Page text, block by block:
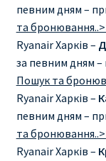
певним дням –
та
Ryanair Харків –
за певним дням –
Пошук та
Ryanair Харків –
певним дням –
та
Ryanair Харків –